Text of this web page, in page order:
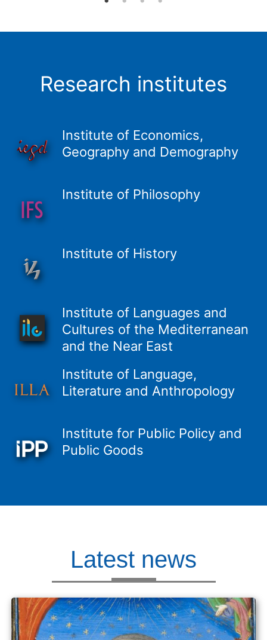
Research institutes
Institute of Economics,
Geography and Demography
Institute of Philosophy
Institute of History
Institute of Languages and
Cultures of the Mediterranean
and the Near East
Institute of Language,
Literature and Anthropology
Institute for Public Policy and
Public Goods
Latest news